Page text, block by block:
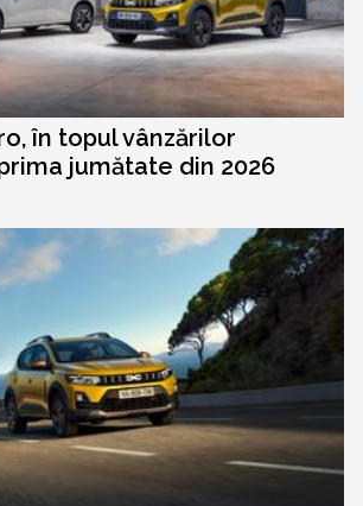
în topul vânzărilor
jumătate din 2026